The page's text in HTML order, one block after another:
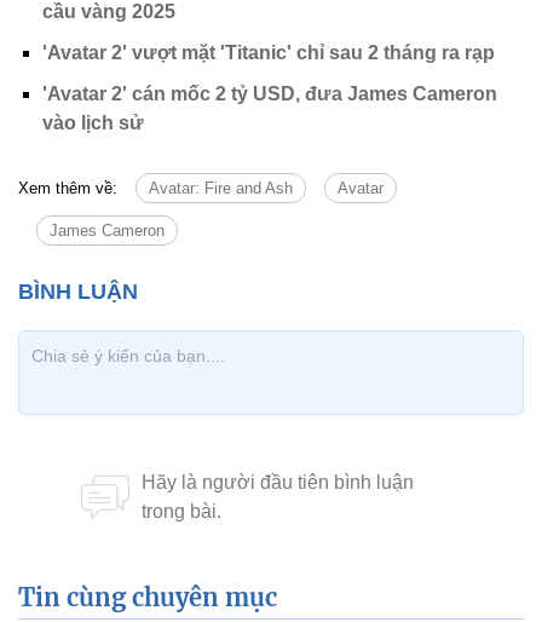
cầu vàng 2025
'Avatar 2' vượt mặt 'Titanic' chỉ sau 2 tháng ra rạp
'Avatar 2' cán mốc 2 tỷ USD, đưa James Cameron
vào lịch sử
Xem thêm về: Avatar: Fire and Ash Avatar
James Cameron
Tin cùng chuyên mục